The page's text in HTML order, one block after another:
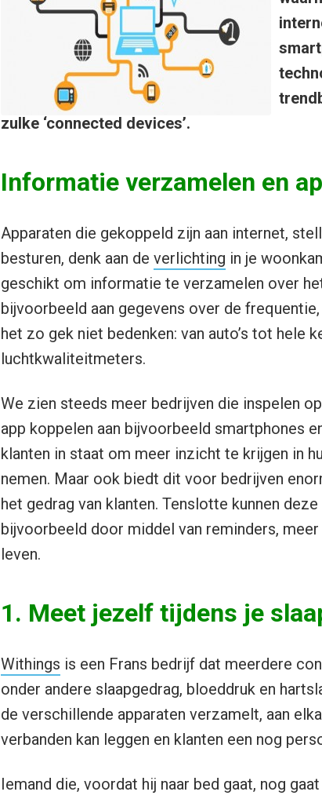
zulke ‘connected devices’.
Informatie verzamelen en
Apparaten die gekoppeld zijn aan internet,
besturen, denk aan de verlichting in je
geschikt om informatie te verzamelen over
bijvoorbeeld aan gegevens over de
het zo gek niet bedenken: van auto’s tot hele
luchtkwaliteitmeters.
We zien steeds meer bedrijven die inspelen
app koppelen aan bijvoorbeeld smartphones
klanten in staat om meer inzicht te krijgen in
nemen. Maar ook biedt dit voor bedrijven
het gedrag van klanten. Tenslotte kunnen
bijvoorbeeld door middel van reminders,
leven.
1. Meet jezelf tijdens je
Withings is een Frans bedrijf dat meerdere
onder andere slaapgedrag, bloeddruk en
de verschillende apparaten verzamelt, aan
verbanden kan leggen en klanten een nog
Iemand die, voordat hij naar bed gaat, nog